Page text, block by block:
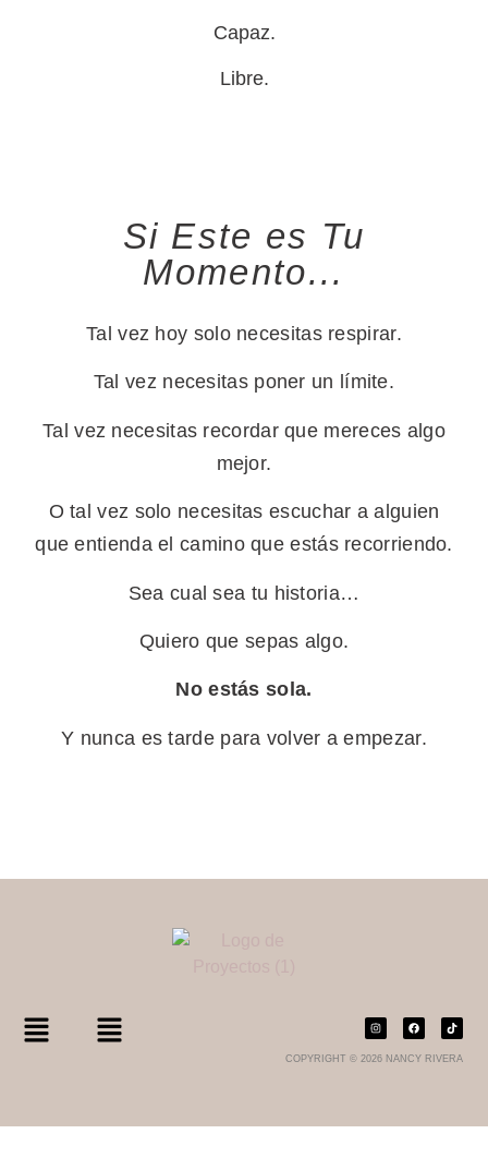
Capaz.
Libre.
Si Este es Tu
Momento...
Tal vez hoy solo necesitas respirar.
Tal vez necesitas poner un límite.
Tal vez necesitas recordar que mereces algo
mejor.
O tal vez solo necesitas escuchar a alguien
que entienda el camino que estás recorriendo.
Sea cual sea tu historia…
Quiero que sepas algo.
No estás sola.
Y nunca es tarde para volver a empezar.
COPYRIGHT © 2026 NANCY RIVERA